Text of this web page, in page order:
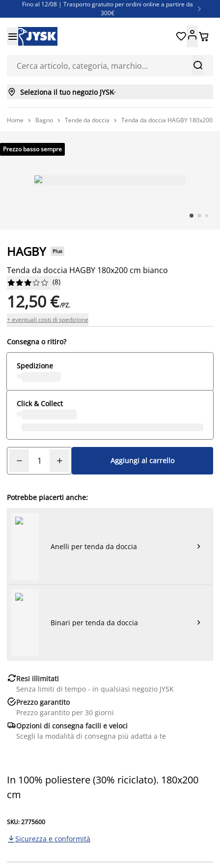
Fino al 12/08 | Trasporto gratuito per ordini online a partire da
300€

Super offerte d'estate | Oltre 1.500 articoli fino al 70%
Finanziamenti - Scegli il piano di rimborso più adatto a te


 
 Seleziona il tuo negozio JYSK
Home  Bagno  Tende da doccia  Tenda da doccia HAGBY 180x200
Prezzo basso sempre
HAGBY Plus
Tenda da doccia HAGBY 180x200 cm bianco





 (8)
12,50 €/PZ.
+ eventuali costi di spedizione
Consegna o ritiro?
Spedizione
Click & Collect
Aggiungi al carrello
Potrebbe piacerti anche:
Anelli per tenda da doccia 
Binari per tenda da doccia 
Resi illimitati
Senza limiti di tempo - in qualsiasi negozio JYSK
Prezzo garantito
Prezzo garantito per 30 giorni
Opzioni di consegna facili e veloci
Scegli la modalità di consegna più adatta a te
In 100% poliestere (30% riciclato). 180x200
cm
SKU: 2775600
 Sicurezza e conformità